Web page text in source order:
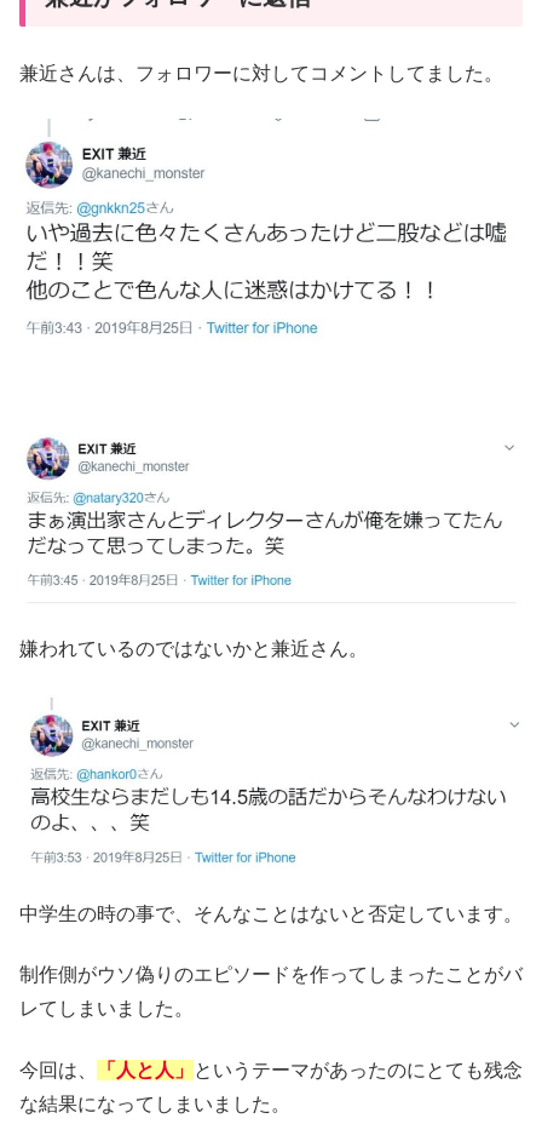
兼近さんは、フォロワーに対してコメントしてました。
嫌われているのではないかと兼近さん。
中学生の時の事で、そんなことはないと否定しています。
制作側がウソ偽りのエピソードを作ってしまったことがバ
レてしまいました。
今回は、 「人と人」 というテーマがあったのにとても残念
な結果になってしまいました。